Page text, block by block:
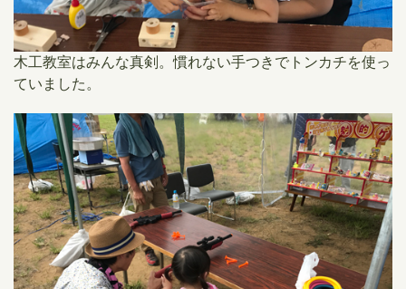
木工教室はみんな真剣。慣れない手つきでトンカチを使っ
ていました。